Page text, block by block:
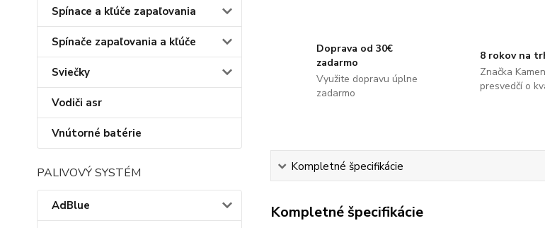
Spínace a kľúče zapaľovania
Spínače zapaľovania a kľúče
Sviečky
Vodiči asr
Vnútorné batérie
PALIVOVÝ SYSTÉM
AdBlue
Doprava od 30€
zadarmo
Využite dopravu úplne
zadarmo
8 rokov na
Značka
presvedčí o
Kompletné špecifikácie
Kompletné špecifikácie